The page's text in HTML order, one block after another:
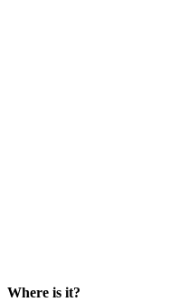
Where is it?